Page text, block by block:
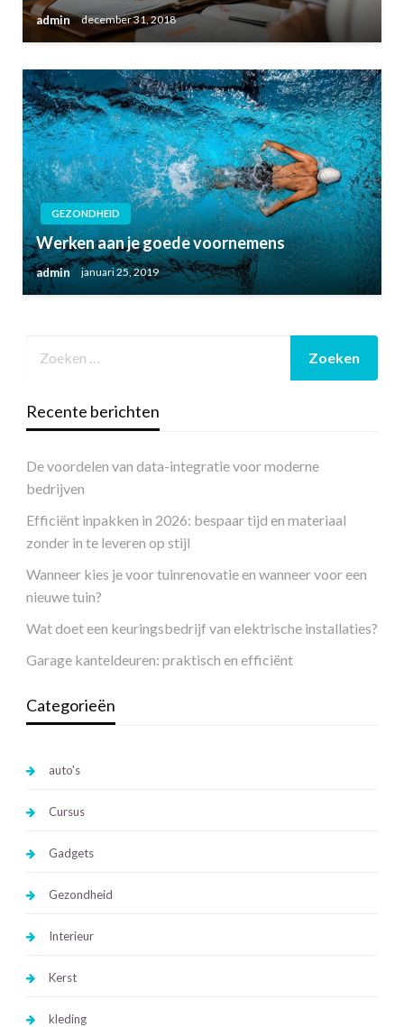
admin december 31, 2018
GEZONDHEID
Werken aan je goede voornemens
admin januari 25, 2019
Recente berichten
De voordelen van data-integratie voor moderne
bedrijven
Efficiënt inpakken in 2026: bespaar tijd en materiaal
zonder in te leveren op stijl
Wanneer kies je voor tuinrenovatie en wanneer voor een
nieuwe tuin?
Wat doet een keuringsbedrijf van elektrische installaties?
Garage kanteldeuren: praktisch en efficiënt
Categorieën
auto's
Cursus
Gadgets
Gezondheid
Interieur
Kerst
kleding